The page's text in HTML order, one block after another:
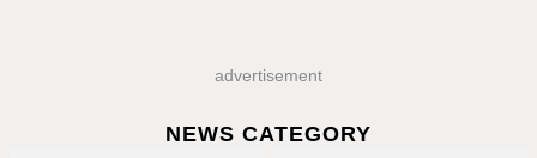
advertisement
NEWS CATEGORY